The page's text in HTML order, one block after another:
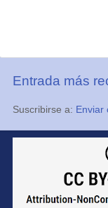
Entrada más
Suscribirse a: Enviar